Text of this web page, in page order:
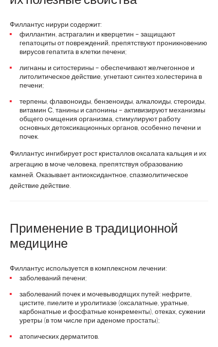
Филлантус нирури содержит:
филлантин, астрагалин и кверцетин – защищают
гепатоциты от повреждений, препятствуют проникновению
вирусов гепатита в клетки печени;
лигнаны и ситостерины – обеспечивают желчегонное и
литолитическое действие, угнетают синтез холестерина в
печени;
терпены, флавоноиды, бензеноиды, алкалоиды, стероиды,
витамин С, танины и сапонины – активизируют механизмы
общего очищения организма, стимулируют работу
основных детоксикационных органов, особенно печени и
почек.
Филлантус ингибирует рост кристаллов оксалата кальция и их
агрегацию в моче человека, препятствуя образованию
камней. Оказывает антиоксидантное, спазмолитическое
действие действие.
Применение в традиционной
медицине
Филлантус используется в комплексном лечении:
заболеваний печени;
заболеваний почек и мочевыводящих путей: нефрите,
цистите, пиелите и уролитиазе (оксалатные, уратные,
карбонатные и фосфатные конкременты), отеках, сужении
уретры (в том числе при аденоме простаты);
атопических дерматитов.